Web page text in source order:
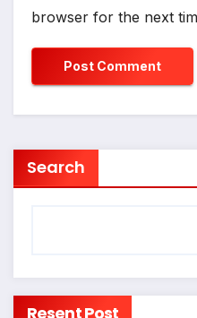
browser for the next
Search
Resent Post